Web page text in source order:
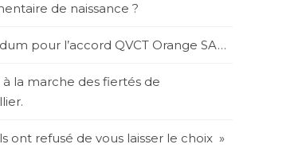
de naissance ?
pour l’accord QVCT Orange SA…
à la marche des fiertés de
ont refusé de vous laisser le choix »